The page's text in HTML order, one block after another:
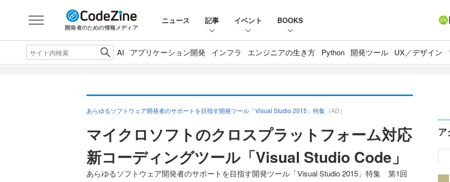
開発者のための情報メディア
ニュース 記事 イベント BOOKS
AI アプリケーション開発 インフラ エンジニアの生き方 Python 開発ツール UX／デザイン
あらゆるソフトウェア開発者のサポートを目指す開発ツール「Visual Studio 2015」特集 （AD）
マイクロソフトのクロスプラットフォーム対応
新コーディングツール「Visual Studio Code」
あらゆるソフトウェア開発者のサポートを目指す開発ツール「Visual Studio 2015」特集 第1回
ア